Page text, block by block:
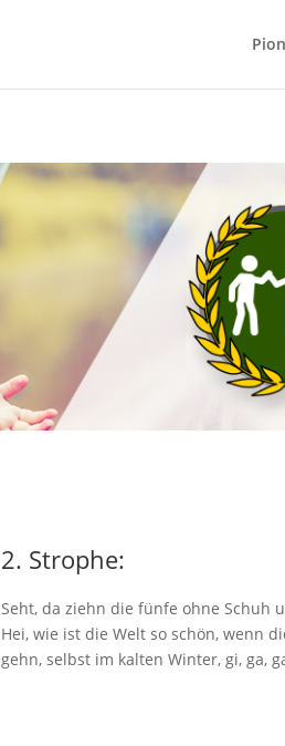
2. Strophe:
Seht, da ziehn die fünfe ohne Schuh
Hei, wie ist die Welt so schön, wenn
gehn, selbst im kalten Winter, gi, ga,